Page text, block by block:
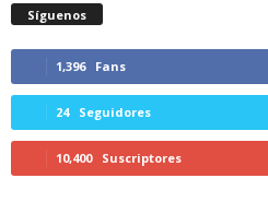
Síguenos
1,396 Fans
24 Seguidores
10,400 Suscriptores